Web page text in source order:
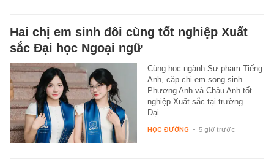
Hai chị em sinh đôi cùng tốt nghiệp Xuất
sắc Đại học Ngoại ngữ
Cùng học ngành Sư phạm Tiếng
Anh, cặp chị em song sinh
Phương Anh và Châu Anh tốt
nghiệp Xuất sắc tại trường
Đại…
HỌC ĐƯỜNG - 5 giờ trước